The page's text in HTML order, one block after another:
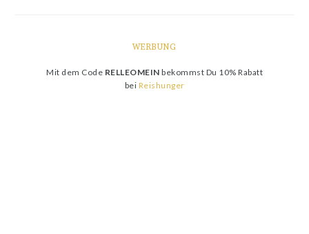
WERBUNG
Mit dem Code RELLEOMEIN bekommst Du 10% Rabatt
bei Reishunger